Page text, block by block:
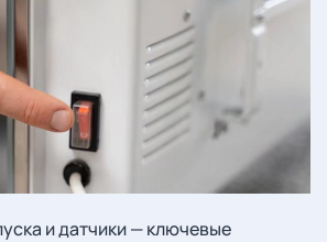
и датчики — ключевые